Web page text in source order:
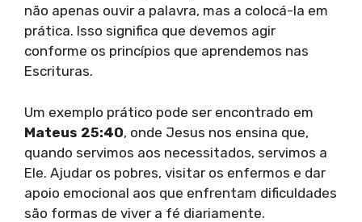
não apenas ouvir a palavra, mas a colocá-la em
prática. Isso significa que devemos agir
conforme os princípios que aprendemos nas
Escrituras.
Um exemplo prático pode ser encontrado em
Mateus 25:40, onde Jesus nos ensina que,
quando servimos aos necessitados, servimos a
Ele. Ajudar os pobres, visitar os enfermos e dar
apoio emocional aos que enfrentam dificuldades
são formas de viver a fé diariamente.